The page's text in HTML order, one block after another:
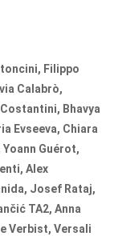
Filippo
Calabrò,
Bhavya
Evseeva, Chiara
Guérot,
Alex
Josef Rataj,
TA2, Anna
Verbist, Versali